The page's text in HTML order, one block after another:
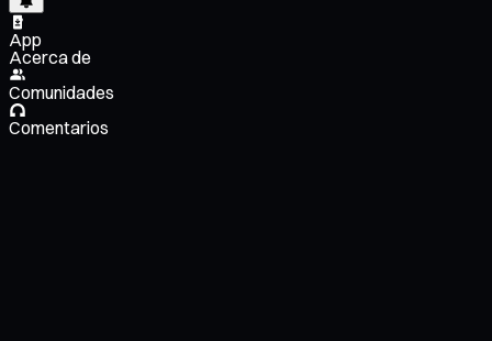
App
Acerca de
Comunidades
Comentarios